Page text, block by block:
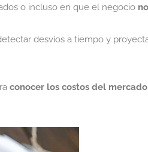
o incluso en que el negocio
desvíos a tiempo y
conocer los costos del